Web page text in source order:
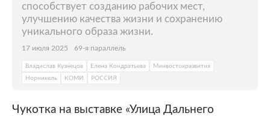
способствует созданию рабочих мест,
улучшению качества жизни и сохранению
уникального образа жизни.
17 июля 2025 69-я параллель
Владислав Кузнецов Елена Кондратьева
Минвостокразвития
Норникель
КОМИ РОССИЯ
Чукотка на выставке «Улица Дальнего